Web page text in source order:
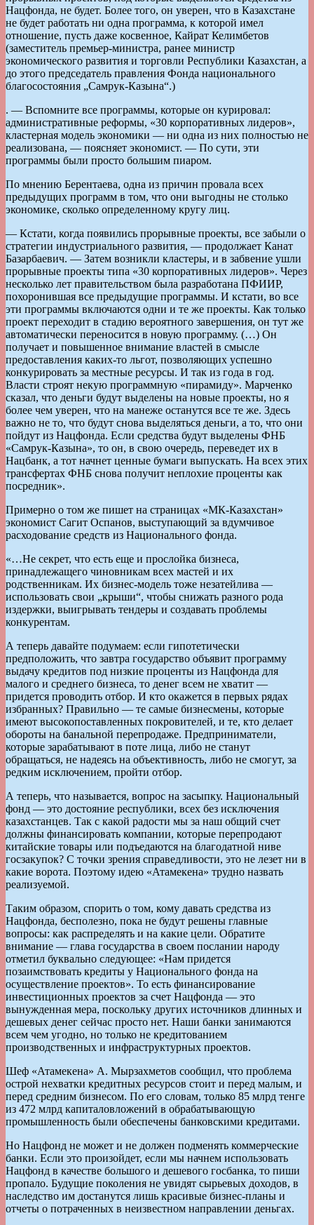
Нацфонда, не будет. Более того, он уверен, что в Казахстане
не будет работать ни одна программа, к которой имел
отношение, пусть даже косвенное, Кайрат Келимбетов
(заместитель премьер-министра, ранее министр
экономического развития и торговли Республики Казахстан, а
до этого председатель правления Фонда национального
благосостояния „Самрук-Казына“.)
. — Вспомните все программы, которые он курировал:
административные реформы, «30 корпоративных лидеров»,
кластерная модель экономики — ни одна из них полностью не
реализована, — поясняет экономист. — По сути, эти
программы были просто большим пиаром.
По мнению Берентаева, одна из причин провала всех
предыдущих программ в том, что они выгодны не столько
экономике, сколько определенному кругу лиц.
— Кстати, когда появились прорывные проекты, все забыли о
стратегии индустриального развития, — продолжает Канат
Базарбаевич. — Затем возникли кластеры, и в забвение ушли
прорывные проекты типа «30 корпоративных лидеров». Через
несколько лет правительством была разработана ПФИИР,
похоронившая все предыдущие программы. И кстати, во все
эти программы включаются одни и те же проекты. Как только
проект переходит в стадию вероятного завершения, он тут же
автоматически переносится в новую программу. (…) Он
получает и повышенное внимание властей в смысле
предоставления каких-то льгот, позволяющих успешно
конкурировать за местные ресурсы. И так из года в год.
Власти строят некую программную «пирамиду». Марченко
сказал, что деньги будут выделены на новые проекты, но я
более чем уверен, что на манеже останутся все те же. Здесь
важно не то, что будут снова выделяться деньги, а то, что они
пойдут из Нацфонда. Если средства будут выделены ФНБ
«Самрук-Казына», то он, в свою очередь, переведет их в
Нацбанк, а тот начнет ценные бумаги выпускать. На всех этих
трансфертах ФНБ снова получит неплохие проценты как
посредник».
Примерно о том же пишет на страницах «МК-Казахстан»
экономист Сагит Оспанов, выступающий за вдумчивое
расходование средств из Национального фонда.
«…Не секрет, что есть еще и прослойка бизнеса,
принадлежащего чиновникам всех мастей и их
родственникам. Их бизнес-модель тоже незатейлива —
использовать свои „крыши“, чтобы снижать разного рода
издержки, выигрывать тендеры и создавать проблемы
конкурентам.
А теперь давайте подумаем: если гипотетически
предположить, что завтра государство объявит программу
выдачу кредитов под низкие проценты из Нацфонда для
малого и среднего бизнеса, то денег всем не хватит —
придется проводить отбор. И кто окажется в первых рядах
избранных? Правильно — те самые бизнесмены, которые
имеют высокопоставленных покровителей, и те, кто делает
обороты на банальной перепродаже. Предприниматели,
которые зарабатывают в поте лица, либо не станут
обращаться, не надеясь на объективность, либо не смогут, за
редким исключением, пройти отбор.
А теперь, что называется, вопрос на засыпку. Национальный
фонд — это достояние республики, всех без исключения
казахстанцев. Так с какой радости мы за наш общий счет
должны финансировать компании, которые перепродают
китайские товары или подъедаются на благодатной ниве
госзакупок? С точки зрения справедливости, это не лезет ни в
какие ворота. Поэтому идею «Атамекена» трудно назвать
реализуемой.
Таким образом, спорить о том, кому давать средства из
Нацфонда, бесполезно, пока не будут решены главные
вопросы: как распределять и на какие цели. Обратите
внимание — глава государства в своем послании народу
отметил буквально следующее: «Нам придется
позаимствовать кредиты у Национального фонда на
осуществление проектов». То есть финансирование
инвестиционных проектов за счет Нацфонда — это
вынужденная мера, поскольку других источников длинных и
дешевых денег сейчас просто нет. Наши банки занимаются
всем чем угодно, но только не кредитованием
производственных и инфраструктурных проектов.
Шеф «Атамекена» А. Мырзахметов сообщил, что проблема
острой нехватки кредитных ресурсов стоит и перед малым, и
перед средним бизнесом. По его словам, только 85 млрд тенге
из 472 млрд капиталовложений в обрабатывающую
промышленность были обеспечены банковскими кредитами.
Но Нацфонд не может и не должен подменять коммерческие
банки. Если это произойдет, если мы начнем использовать
Нацфонд в качестве большого и дешевого госбанка, то пиши
пропало. Будущие поколения не увидят сырьевых доходов, в
наследство им достанутся лишь красивые бизнес-планы и
отчеты о потраченных в неизвестном направлении деньгах.